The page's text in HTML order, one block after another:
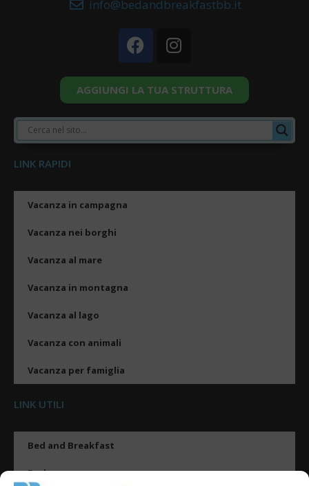
info@bedandbreakfastbb.it
AGGIUNGI LA TUA STRUTTURA
LINK RAPIDI
Vacanza in campagna
Vacanza nei borghi
Vacanza al mare
Vacanza in montagna
Vacanza al lago
Vacanza con animali
Vacanza per famiglia
LINK UTILI
Bed and Breakfast
Esplora